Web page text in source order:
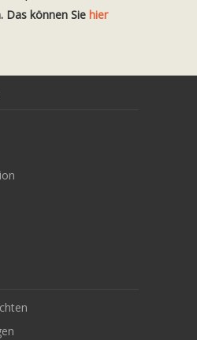
Das können Sie hier